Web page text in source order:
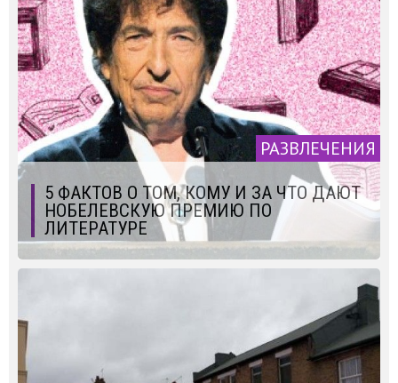
РАЗВЛЕЧЕНИЯ
5 ФАКТОВ О ТОМ, КОМУ И ЗА ЧТО ДАЮТ
НОБЕЛЕВСКУЮ ПРЕМИЮ ПО
ЛИТЕРАТУРЕ